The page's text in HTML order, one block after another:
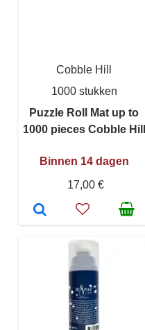
Cobble Hill
1000 stukken
Puzzle Roll Mat up to
1000 pieces Cobble Hill
Binnen 14 dagen
17,00 €